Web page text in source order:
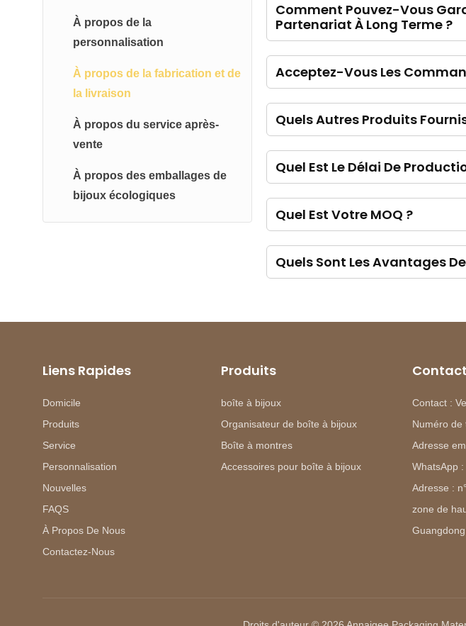
À propos de la
personnalisation
À propos de la fabrication et de
la livraison
À propos du service après-
vente
À propos des emballages de
bijoux écologiques
Comment Pouvez-Vous
Partenariat À Long Terme ?
Acceptez-Vous Les
Quels Autres Produits
Quel Est Le Délai De
Quel Est Votre MOQ ?
Quels Sont Les Avantages
Liens Rapides
Domicile
Produits
Service
Personnalisation
Nouvelles
FAQS
À Propos De Nous
Contactez-Nous
Produits
boîte à bijoux
Organisateur de boîte à bijoux
Boîte à montres
Accessoires pour boîte à bijoux
Contact :
Numéro de
Adresse
WhatsApp
Adresse :
zone de